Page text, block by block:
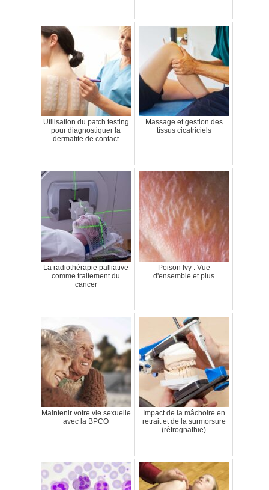
Utilisation du patch testing
pour diagnostiquer la
dermatite de contact
Massage et gestion des
tissus cicatriciels
La radiothérapie palliative
comme traitement du
cancer
Poison Ivy : Vue
d'ensemble et plus
Maintenir votre vie sexuelle
avec la BPCO
Impact de la mâchoire en
retrait et de la surmorsure
(rétrognathie)